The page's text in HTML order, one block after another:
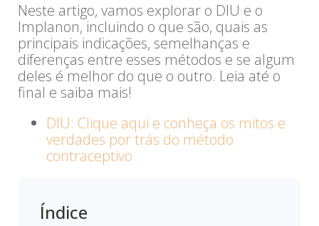
Neste artigo, vamos explorar o DIU e o
Implanon, incluindo o que são, quais as
principais indicações, semelhanças e
diferenças entre esses métodos e se algum
deles é melhor do que o outro. Leia até o
final e saiba mais!
DIU: Clique aqui e conheça os mitos e
verdades por trás do método
contraceptivo
Índice